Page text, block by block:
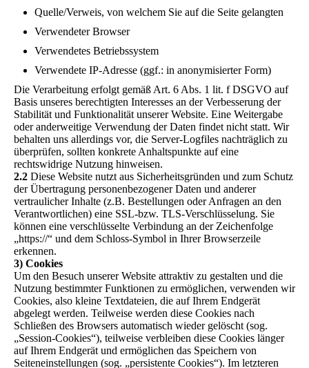
Quelle/Verweis, von welchem Sie auf die Seite gelangten
Verwendeter Browser
Verwendetes Betriebssystem
Verwendete IP-Adresse (ggf.: in anonymisierter Form)
Die Verarbeitung erfolgt gemäß Art. 6 Abs. 1 lit. f DSGVO auf
Basis unseres berechtigten Interesses an der Verbesserung der
Stabilität und Funktionalität unserer Website. Eine Weitergabe
oder anderweitige Verwendung der Daten findet nicht statt. Wir
behalten uns allerdings vor, die Server-Logfiles nachträglich zu
überprüfen, sollten konkrete Anhaltspunkte auf eine
rechtswidrige Nutzung hinweisen.
2.2 Diese Website nutzt aus Sicherheitsgründen und zum Schutz
der Übertragung personenbezogener Daten und anderer
vertraulicher Inhalte (z.B. Bestellungen oder Anfragen an den
Verantwortlichen) eine SSL-bzw. TLS-Verschlüsselung. Sie
können eine verschlüsselte Verbindung an der Zeichenfolge
„https://“ und dem Schloss-Symbol in Ihrer Browserzeile
erkennen.
3) Cookies
Um den Besuch unserer Website attraktiv zu gestalten und die
Nutzung bestimmter Funktionen zu ermöglichen, verwenden wir
Cookies, also kleine Textdateien, die auf Ihrem Endgerät
abgelegt werden. Teilweise werden diese Cookies nach
Schließen des Browsers automatisch wieder gelöscht (sog.
„Session-Cookies“), teilweise verbleiben diese Cookies länger
auf Ihrem Endgerät und ermöglichen das Speichern von
Seiteneinstellungen (sog. „persistente Cookies“). Im letzteren